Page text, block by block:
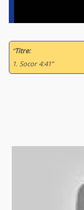
“Titre:
1. Socor 4:41”